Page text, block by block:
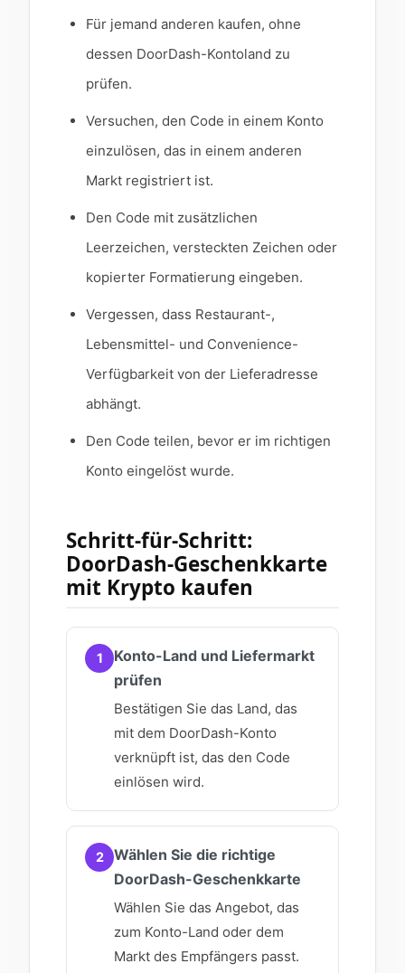
Für jemand anderen kaufen, ohne
dessen DoorDash-Kontoland zu
prüfen.
Versuchen, den Code in einem Konto
einzulösen, das in einem anderen
Markt registriert ist.
Den Code mit zusätzlichen
Leerzeichen, versteckten Zeichen oder
kopierter Formatierung eingeben.
Vergessen, dass Restaurant-,
Lebensmittel- und Convenience-
Verfügbarkeit von der Lieferadresse
abhängt.
Den Code teilen, bevor er im richtigen
Konto eingelöst wurde.
Schritt-für-Schritt:
DoorDash-Geschenkkarte
mit Krypto kaufen
1
Konto-Land und Liefermarkt
prüfen
Bestätigen Sie das Land, das
mit dem DoorDash-Konto
verknüpft ist, das den Code
einlösen wird.
2
Wählen Sie die richtige
DoorDash-Geschenkkarte
Wählen Sie das Angebot, das
zum Konto-Land oder dem
Markt des Empfängers passt.